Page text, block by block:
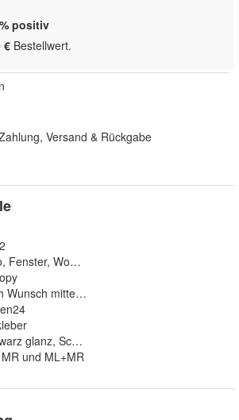
positiv
€ Bestellwert.
Versand & Rückgabe
Fenster, Wohnwagen, Laptop, Wand
Wunsch mitteilen
glanz, Schwarz matt, Weiß glanz, Weiß
ML, MR und ML+MR